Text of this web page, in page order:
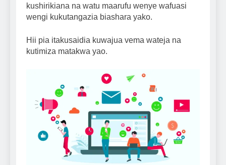
kushirikiana na watu maarufu wenye wafuasi
wengi kukutangazia biashara yako.
Hii pia itakusaidia kuwajua vema wateja na
kutimiza matakwa yao.